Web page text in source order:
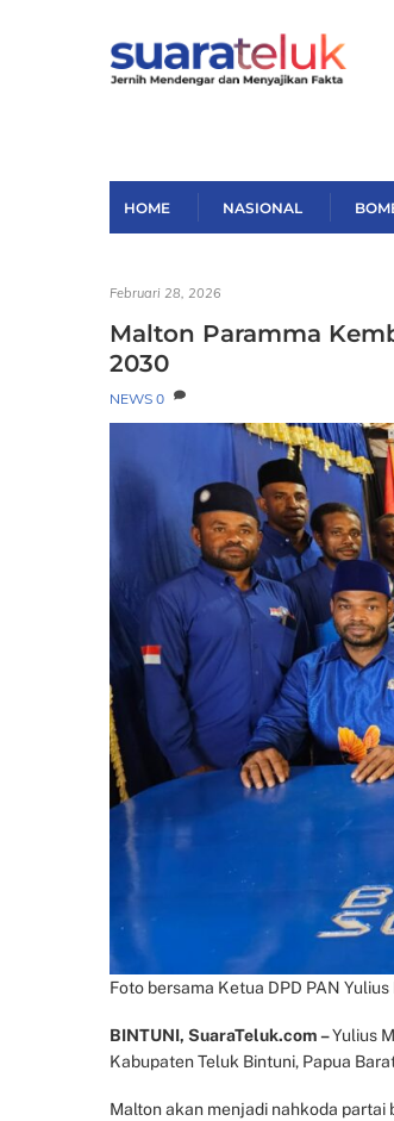
HOME NASIONAL
Februari 28, 2026
Malton Paramma
2030
NEWS 0
Foto bersama Ketua DPD PAN
BINTUNI, SuaraTeluk.com –Yulius
Kabupaten Teluk Bintuni, Papua
Malton akan menjadi nahkoda